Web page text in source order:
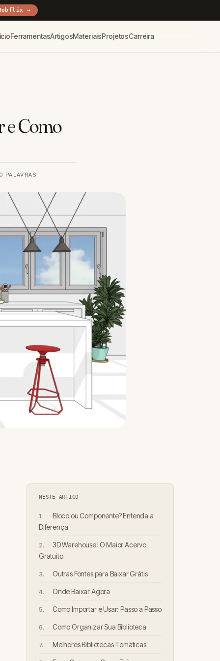
→
FerramentasArtigosMateriaisProjetosCarreira
e Como
PALAVRAS
NESTE ARTIGO
Bloco ou Componente? Entenda a
Diferença
3D Warehouse: O Maior Acervo
Gratuito
Outras Fontes para Baixar Grátis
Onde Baixar Agora
Como Importar e Usar: Passo a Passo
Como Organizar Sua Biblioteca
Melhores Bibliotecas Temáticas